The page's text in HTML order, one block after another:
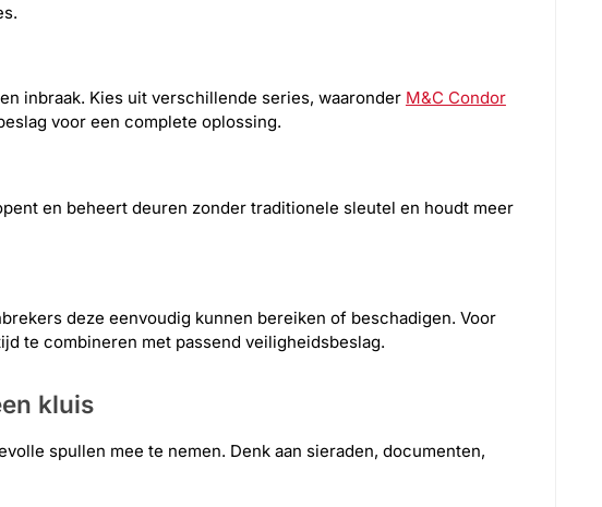
inbraak. Kies uit verschillende series, waaronder M&C Condor
voor een complete oplossing.
en beheert deuren zonder traditionele sleutel en houdt meer
deze eenvoudig kunnen bereiken of beschadigen. Voor
te combineren met passend veiligheidsbeslag.
kluis
spullen mee te nemen. Denk aan sieraden, documenten,